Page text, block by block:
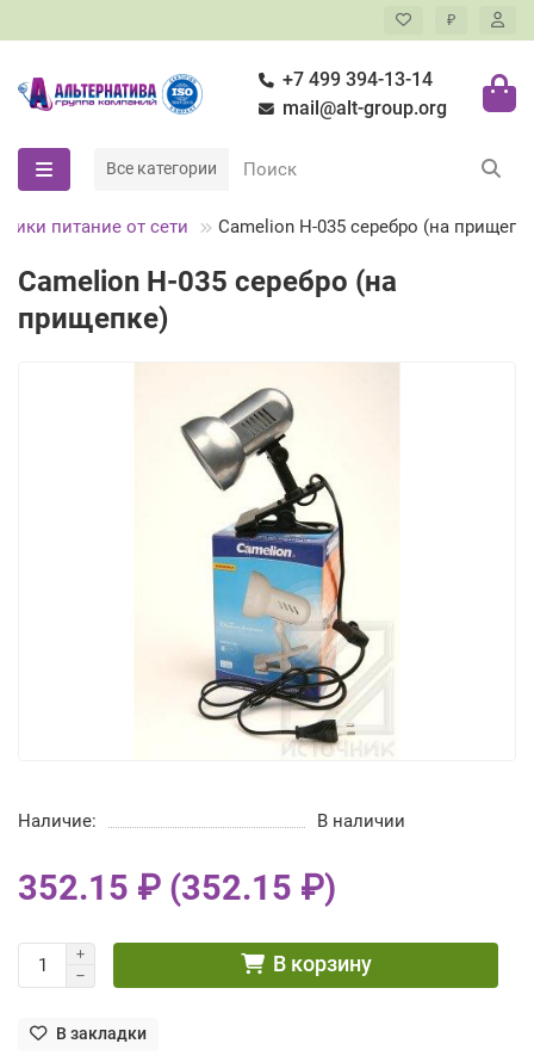
₽
+7 499 394-13-14
mail@alt-group.org
Все категории
питание от сети Camelion H-035 серебро (на
Camelion H-035 серебро (на
прищепке)
Наличие: В наличии
352.15 ₽ (352.15 ₽)
В корзину
В закладки